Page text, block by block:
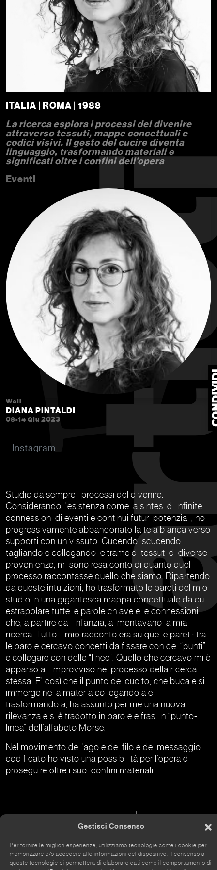
Gestisci Consenso
Per fornire le migliori esperienze, utilizziamo tecnologie come i cookie per
memorizzare e/o accedere alle informazioni del dispositivo. Il consenso a
queste tecnologie ci permetterà di elaborare dati come il comportamento di
ITALIA | ROMA | 1988
La ricerca esplora i processi del divenire
attraverso tessuti, mappe concettuali e
codici visivi. Il gesto del cucire diventa
linguaggio, trasformando materiali e
significati oltre i confini dell’opera
Eventi
Wall
DIANA PINTALDI
08-14 Giu 2023
Instagram
Studio da sempre i processi del divenire.
Considerando l'esistenza come la sintesi di infinite
connessioni di eventi e continui futuri potenziali, ho
progressivamente abbandonato la tela bianca verso
supporti con un vissuto. Cucendo, scucendo,
tagliando e collegando le trame di tessuti di diverse
provenienze, mi sono resa conto di quanto quel
processo raccontasse quello che siamo. Ripartendo
da queste intuizioni, ho trasformato le pareti del mio
studio in una gigantesca mappa concettuale da cui
estrapolare tutte le parole chiave e le connessioni
che, a partire dall’infanzia, alimentavano la mia
ricerca. Tutto il mio racconto era su quelle pareti: tra
le parole cercavo concetti da fissare con dei “punti”
e collegare con delle “linee”. Quello che cercavo mi è
apparso all’improvviso nel processo della ricerca
stessa. E’ così che il punto del cucito, che buca e si
immerge nella materia collegandola e
trasformandola, ha assunto per me una nuova
rilevanza e si è tradotto in parole e frasi in “punto-
linea” dell’alfabeto Morse.
Nel movimento dell’ago e del filo e del messaggio
codificato ho visto una possibilità per l’opera di
proseguire oltre i suoi confini materiali.